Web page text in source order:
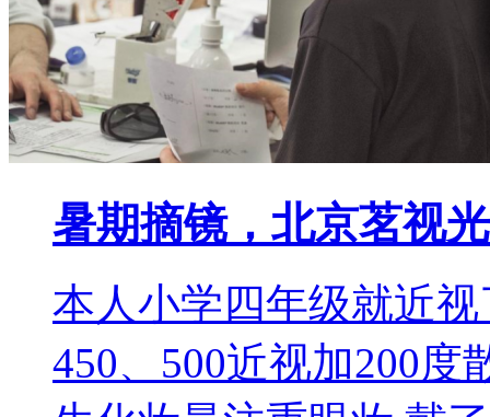
暑期摘镜，北京茗视
本人小学四年级就近
450、500近视加200